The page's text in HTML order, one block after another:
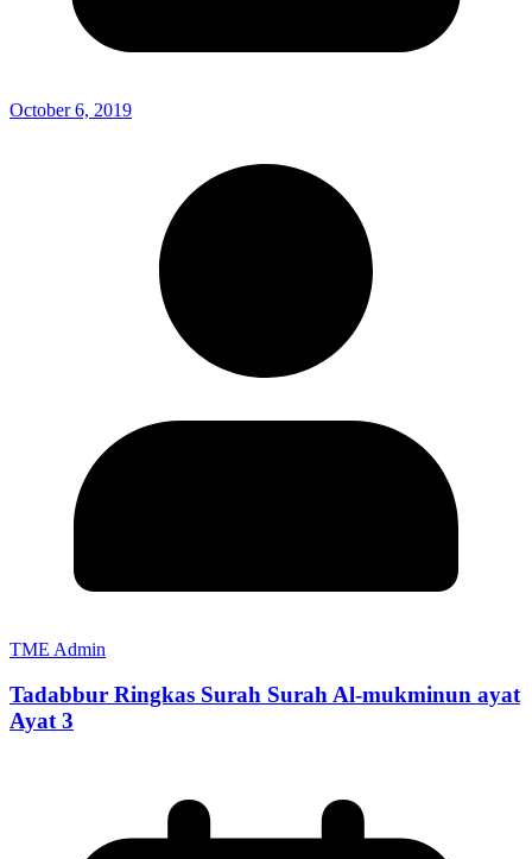
October 6, 2019
TME Admin
Tadabbur Ringkas Surah Surah Al-mukminun ayat
Ayat 3